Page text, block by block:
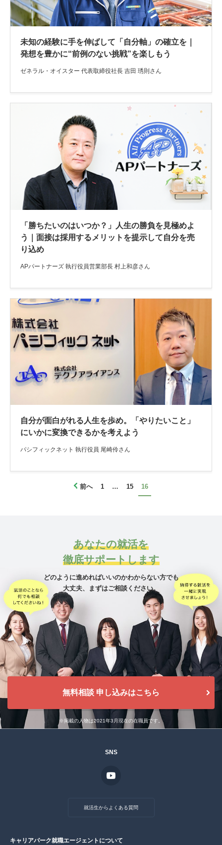
未知の経験に手を伸ばして「自分軸」の確立を｜
発想を豊かに“前例のない挑戦”を楽しもう
ゼネラル・オイスター 代表取締役社長 吉田 琇則さん
「勝ちたいのはいつか？」人生の勝負を見極めよ
う｜面接は採用するメリットを提示して自分を売
り込め
APパートナーズ 執行役員営業部長 村上和彦さん
自分が面白がれる人生を歩め。「やりたいこと」
にいかに変換できるかを考えよう
パシフィックネット 執行役員 尾崎伶さん
前へ 1 … 15 16
あなたの就活を
徹底サポートします
どのように進めればいいのかわからない方でも
大丈夫、
まずはご相談ください。
無料相談 申し込みはこちら
※掲載の人物は2021年3月現在の在職員です。
SNS
就活生からよくある質問
キャリアパーク就職エージェントについて